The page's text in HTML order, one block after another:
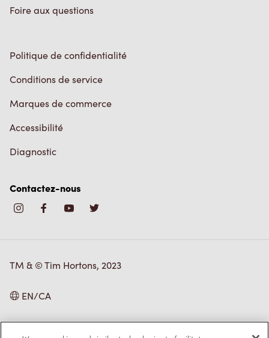
Foire aux questions
Politique de confidentialité
Conditions de service
Marques de commerce
Accessibilité
Diagnostic
Contactez-nous
TM & © Tim Hortons, 2023
EN/CA